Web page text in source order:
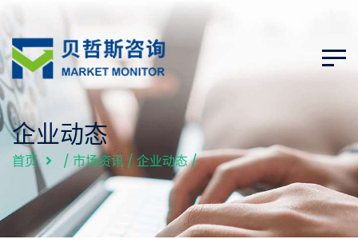
企业动态
首页 / 市场资讯/企业动态/